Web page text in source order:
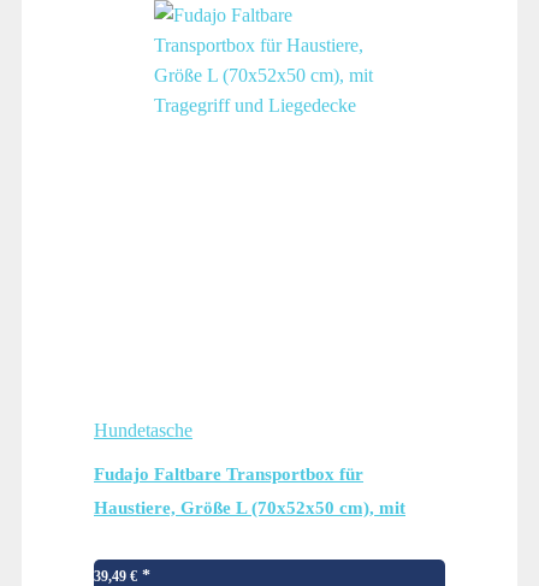
Hundetasche
Fudajo Faltbare Transportbox für
Haustiere, Größe L (70x52x50 cm), mit
39,49 €